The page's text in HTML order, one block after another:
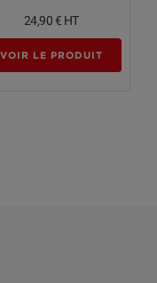
24,90 € HT
VOIR LE PRODUIT